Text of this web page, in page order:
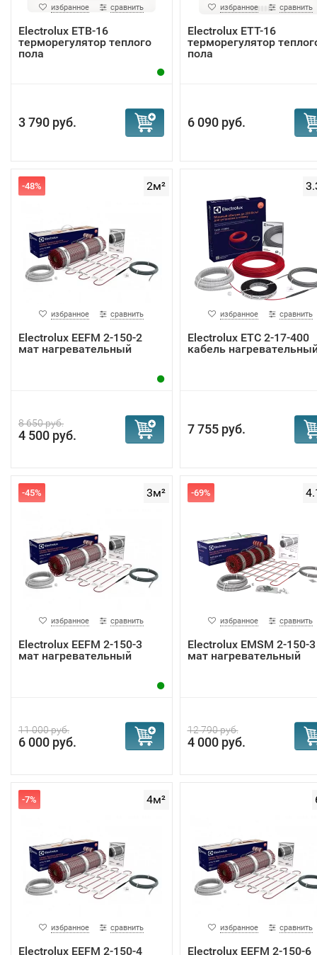
избранное сравнить
Electrolux ETB-16
терморегулятор теплого
пола
3 790 руб.
избранное сравнить
Electrolux ETT-16
терморегулятор
пола
6 090 руб.
2м²
-48%
избранное сравнить
Electrolux EEFM 2-150-2
мат нагревательный
8 650 руб.
4 500 руб.
избранное сравнить
Electrolux ETC 2-17-400
кабель
7 755 руб.
3м²
-45%
избранное сравнить
Electrolux EEFM 2-150-3
мат нагревательный
11 000 руб.
6 000 руб.
-69%
избранное сравнить
Electrolux EMSM 2-150-3
мат нагревательный
12 790 руб.
4 000 руб.
4м²
-7%
избранное сравнить
Electrolux EEFM 2-150-4
избранное сравнить
Electrolux EEFM 2-150-6